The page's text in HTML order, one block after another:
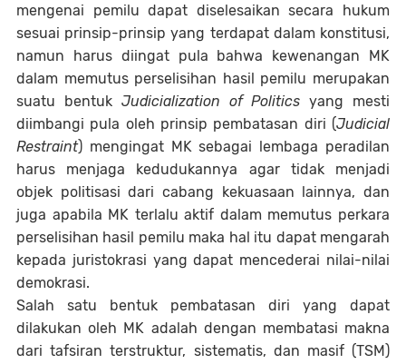
mengenai pemilu dapat diselesaikan secara hukum
sesuai prinsip-prinsip yang terdapat dalam konstitusi,
namun harus diingat pula bahwa kewenangan MK
dalam memutus perselisihan hasil pemilu merupakan
suatu bentuk Judicialization of Politics yang mesti
diimbangi pula oleh prinsip pembatasan diri (Judicial
Restraint) mengingat MK sebagai lembaga peradilan
harus menjaga kedudukannya agar tidak menjadi
objek politisasi dari cabang kekuasaan lainnya, dan
juga apabila MK terlalu aktif dalam memutus perkara
perselisihan hasil pemilu maka hal itu dapat mengarah
kepada juristokrasi yang dapat mencederai nilai-nilai
demokrasi.
Salah satu bentuk pembatasan diri yang dapat
dilakukan oleh MK adalah dengan membatasi makna
dari tafsiran terstruktur, sistematis, dan masif (TSM)